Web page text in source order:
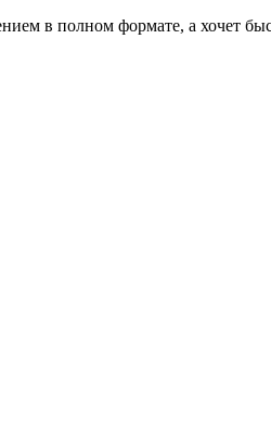
в полном формате, а хочет